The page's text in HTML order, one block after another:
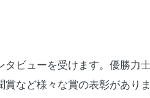
ビューを受けます。優勝力
など様々な賞の表彰があり